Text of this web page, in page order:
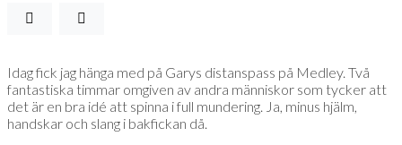
Idag fick jag hänga med på Garys distanspass på Medley. Två
fantastiska timmar omgiven av andra människor som tycker att
det är en bra idé att spinna i full mundering. Ja, minus hjälm,
handskar och slang i bakfickan då.